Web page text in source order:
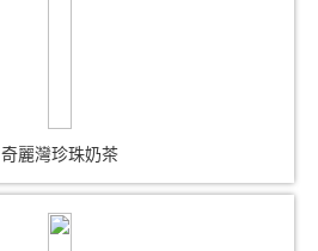
奇麗灣珍珠奶茶